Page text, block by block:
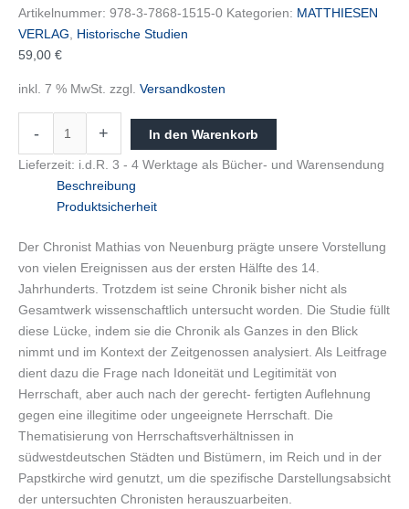
Artikelnummer: 978-3-7868-1515-0 Kategorien: MATTHIESEN
VERLAG
Historische Studien
59,00 €
inkl. 7 % MwSt. zzgl. Versandkosten
- + In den Warenkorb
Lieferzeit: i.d.R. 3 - 4 Werktage als Bücher- und Warensendung
Beschreibung
Produktsicherheit
Der Chronist Mathias von Neuenburg prägte unsere Vorstellung
von vielen Ereignissen aus der ersten Hälfte des 14.
Jahrhunderts. Trotzdem ist seine Chronik bisher nicht als
Gesamtwerk wissenschaftlich untersucht worden. Die Studie füllt
diese Lücke, indem sie die Chronik als Ganzes in den Blick
nimmt und im Kontext der Zeitgenossen analysiert. Als Leitfrage
dient dazu die Frage nach Idoneität und Legitimität von
Herrschaft, aber auch nach der gerecht- fertigten Auflehnung
gegen eine illegitime oder ungeeignete Herrschaft. Die
Thematisierung von Herrschaftsverhältnissen in
südwestdeutschen Städten und Bistümern, im Reich und in der
Papstkirche wird genutzt, um die spezifische Darstellungsabsicht
der untersuchten Chronisten herauszuarbeiten.